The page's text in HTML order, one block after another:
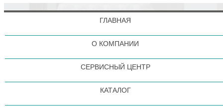
ГЛАВНАЯ
О КОМПАНИИ
СЕРВИСНЫЙ ЦЕНТР
КАТАЛОГ